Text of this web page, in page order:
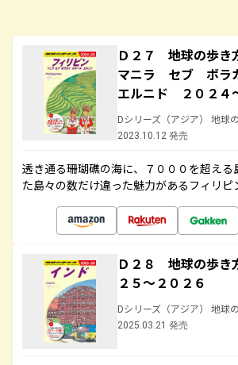
Ｄ２７ 地球の歩
マニラ セブ ボラ
エルニド ２０２４
Dシリーズ（アジア） 地球
2023.10.12 発売
透き通る珊瑚礁の海に、７０００を超え
た島々の数だけ違った魅力があるフィリピ
Ｄ２８ 地球の歩
２５～２０２６
Dシリーズ（アジア） 地球
2025.03.21 発売